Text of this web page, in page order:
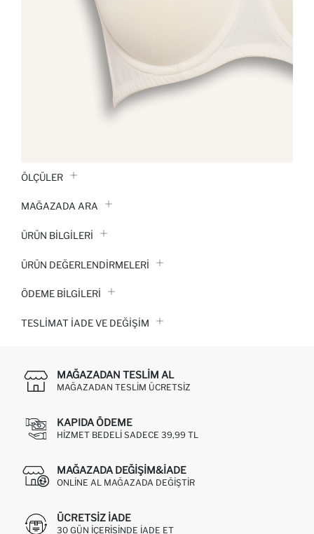
ÖLÇÜLER
MAĞAZADA ARA
ÜRÜN BILGILERI
ÜRÜN DEĞERLENDİRMELERİ
ÖDEME BİLGİLERİ
TESLIMAT İADE VE DEĞIŞIM
MAĞAZADAN TESLIM AL
MAĞAZADAN TESLIM ÜCRETSIZ
KAPIDA ÖDEME
HIZMET BEDELI SADECE 39,99 TL
MAĞAZADA DEĞIŞIM&İADE
ONLINE AL MAĞAZADA DEĞIŞTIR
ÜCRETSIZ IADE
30 GÜN IÇERISINDE IADE ET